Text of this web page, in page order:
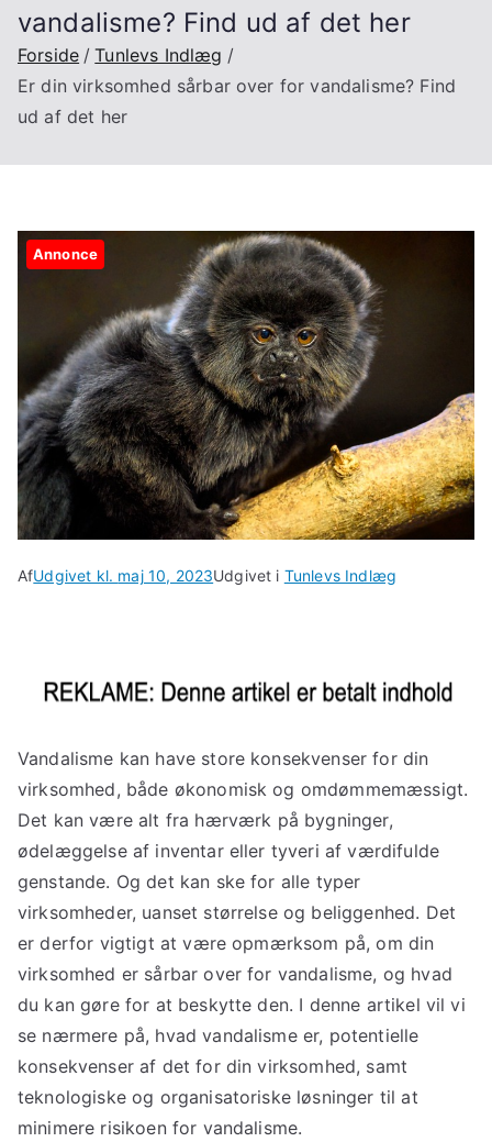
vandalisme? Find ud af det her
Forside
Tunlevs Indlæg
Er din virksomhed sårbar over for vandalisme? Find
ud af det her
Annonce
AfUdgivet kl. maj 10, 2023Udgivet i Tunlevs Indlæg
Vandalisme kan have store konsekvenser for din
virksomhed, både økonomisk og omdømmemæssigt.
Det kan være alt fra hærværk på bygninger,
ødelæggelse af inventar eller tyveri af værdifulde
genstande. Og det kan ske for alle typer
virksomheder, uanset størrelse og beliggenhed. Det
er derfor vigtigt at være opmærksom på, om din
virksomhed er sårbar over for vandalisme, og hvad
du kan gøre for at beskytte den. I denne artikel vil vi
se nærmere på, hvad vandalisme er, potentielle
konsekvenser af det for din virksomhed, samt
teknologiske og organisatoriske løsninger til at
minimere risikoen for vandalisme.